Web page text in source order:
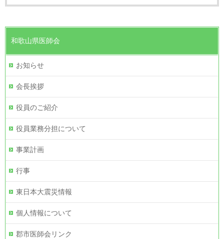
和歌山県医師会
お知らせ
会長挨拶
役員のご紹介
役員業務分担について
事業計画
行事
東日本大震災情報
個人情報について
郡市医師会リンク